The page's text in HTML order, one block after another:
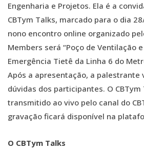
Engenharia e Projetos. Ela é a
CBTym Talks, marcado para o dia
nono encontro online organizado
Members será “Poço de Ventilação
Emergência Tietê da Linha 6 do
Após a apresentação, a palestrante
dúvidas dos participantes. O
transmitido ao vivo pelo canal do
gravação ficará disponível na
O CBTym Talks